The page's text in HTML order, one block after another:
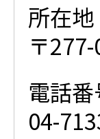
所在地
〒
電話番
04-